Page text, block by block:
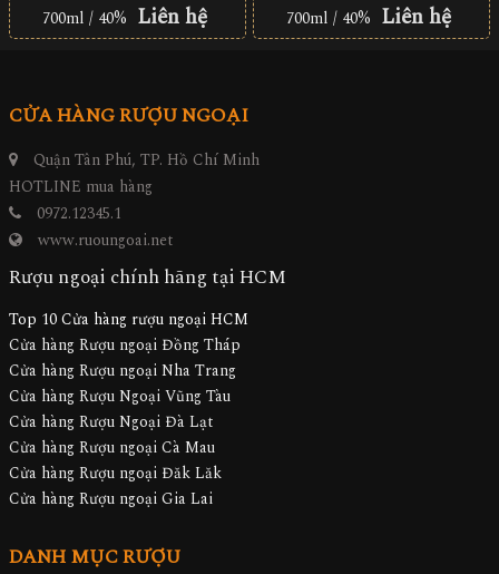
700ml / 40% Liên hệ 700ml / 40% Liên hệ
CỬA HÀNG RƯỢU NGOẠI
Quận Tân Phú, TP. Hồ Chí Minh
HOTLINE mua hàng
0972.12345.1
www.ruoungoai.net
Rượu ngoại chính hãng tại HCM
Top 10 Cửa hàng rượu ngoại HCM
Cửa hàng Rượu ngoại Đồng Tháp
Cửa hàng Rượu ngoại Nha Trang
Cửa hàng Rượu Ngoại Vũng Tàu
Cửa hàng Rượu Ngoại Đà Lạt
Cửa hàng Rượu ngoại Cà Mau
Cửa hàng Rượu ngoại Đăk Lăk
Cửa hàng Rượu ngoại Gia Lai
DANH MỤC RƯỢU